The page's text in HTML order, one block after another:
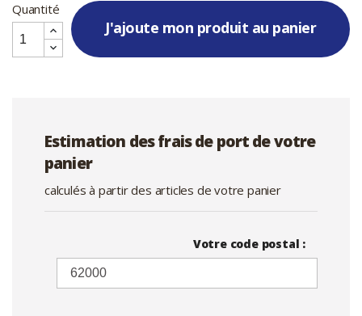
Quantité
J'ajoute mon produit au panier
Estimation des frais de port de votre
panier
calculés à partir des articles de votre panier
Votre code postal :